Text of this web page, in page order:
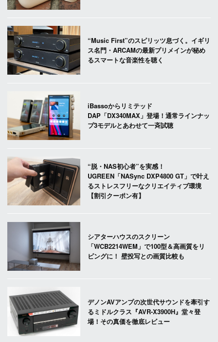
“Music First”のスピリッツ息づく。イギリ
ス名門・ARCAMの最新プリメインが秘め
るスマートな音楽性を聴く
iBassoからリミテッド
DAP「DX340MAX」登場！通常ラインナッ
プ3モデルとあわせて一斉試聴
“脱・NAS初心者”を実感！
UGREEN「NASync DXP4800 GT」で叶え
るストレスフリーなクリエイティブ環境
【割引クーポン有】
シアターハウスのスクリーン
「WCB2214WEM」で100型＆高画質をリ
ビングに！ 壁投写との画質比較も
デノンAVアンプの次世代サウンドを牽引す
るミドルクラス『AVR-X3900H』堂々登
場！その真価を徹底レビュー